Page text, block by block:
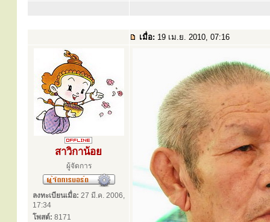
เมื่อ: 19 เม.ย. 2010, 07:16
สาวิกาน้อย
ผู้จัดการ
ลงทะเบียนเมื่อ: 27 มี.ค. 2006,
17:34
โพสต์: 8171